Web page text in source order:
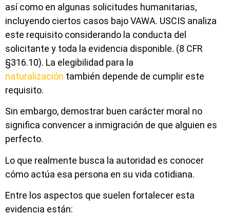
así como en algunas solicitudes humanitarias,
incluyendo ciertos casos bajo VAWA. USCIS analiza
este requisito considerando la conducta del
solicitante y toda la evidencia disponible. (8 CFR
§316.10). La elegibilidad para la
naturalización también depende de cumplir este
requisito.
Sin embargo, demostrar buen carácter moral no
significa convencer a inmigración de que alguien es
perfecto.
Lo que realmente busca la autoridad es conocer
cómo actúa esa persona en su vida cotidiana.
Entre los aspectos que suelen fortalecer esta
evidencia están: